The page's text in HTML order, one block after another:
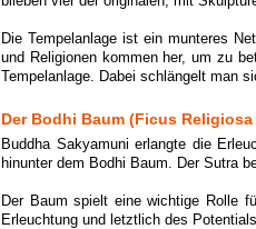
Die Tempelanlage ist ein munteres
und Religionen kommen her, um zu
Tempelanlage. Dabei schlängelt man
Der Bodhi Baum (Ficus Religiosa
Buddha Sakyamuni erlangte die
hinunter dem Bodhi Baum. Der Sutra
Der Baum spielt eine wichtige Rolle
Erleuchtung und letztlich des